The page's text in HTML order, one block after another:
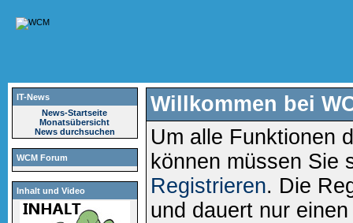
IT-News
News-Startseite
Monatsübersicht
News durchsuchen
WCM Forum
Inhalt und Video
Willkommen bei
Um alle Funktionen
können müssen Sie
Registrieren. Die
und dauert nur